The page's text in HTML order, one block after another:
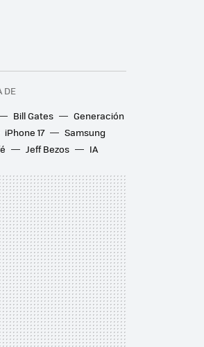
DE
Bill Gates
Generación
iPhone 17
Samsung
Jeff Bezos IA